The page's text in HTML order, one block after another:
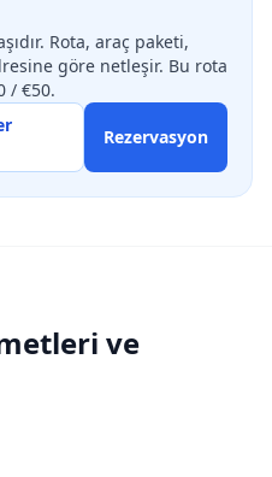
Rota, araç paketi,
göre netleşir. Bu rota
/ €50.
Rezervasyon
ve